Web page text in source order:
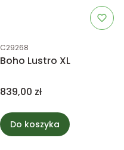
Kod produktu
C29268
Boho Lustro XL
Cena
839,00 zł
Do koszyka